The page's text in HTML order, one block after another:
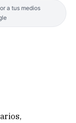
a tus medios